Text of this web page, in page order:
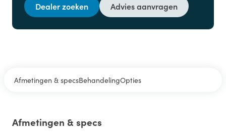
Dealer zoeken Advies aanvragen
Afmetingen & specsBehandelingOpties
Afmetingen & specs